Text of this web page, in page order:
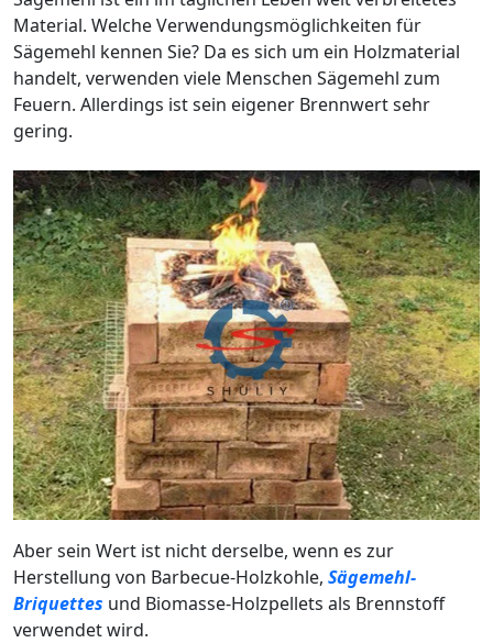
Material. Welche Verwendungsmöglichkeiten für
Sägemehl kennen Sie? Da es sich um ein Holzmaterial
handelt, verwenden viele Menschen Sägemehl zum
Feuern. Allerdings ist sein eigener Brennwert sehr
gering.
Aber sein Wert ist nicht derselbe, wenn es zur
Herstellung von Barbecue-Holzkohle, Sägemehl-
Briquettes und Biomasse-Holzpellets als Brennstoff
verwendet wird.